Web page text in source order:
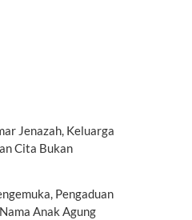
Jenazah, Keluarga
Cita Bukan
Pengaduan
Anak Agung